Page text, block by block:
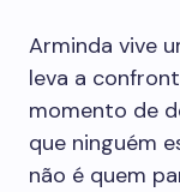
Arminda vive
leva a
momento de
que ninguém
não é quem